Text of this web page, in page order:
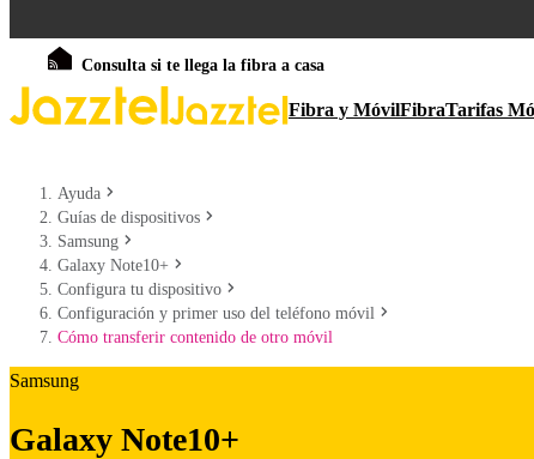
Consulta si te llega la fibra a casa
Fibra y MóvilFibraTarifas
Ayuda
Guías de dispositivos
Samsung
Galaxy Note10+
Configura tu dispositivo
Configuración y primer uso del teléfono móvil
Cómo transferir contenido de otro móvil
Samsung
Galaxy Note10+